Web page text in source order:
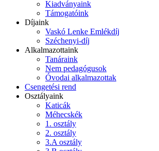
Kiadványaink
Támogatóink
Díjaink
Vaskó Lenke Emlékdíj
Széchenyi-díj
Alkalmazottaink
Tanáraink
Nem pedagógusok
Óvodai alkalmazottak
Csengetési rend
Osztályaink
Katicák
Méhecskék
1. osztály
2. osztály
3.A osztály